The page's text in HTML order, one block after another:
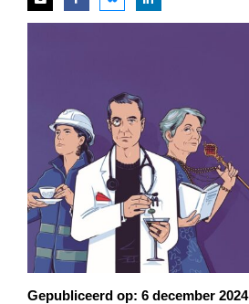
Gepubliceerd op: 6 december 2024